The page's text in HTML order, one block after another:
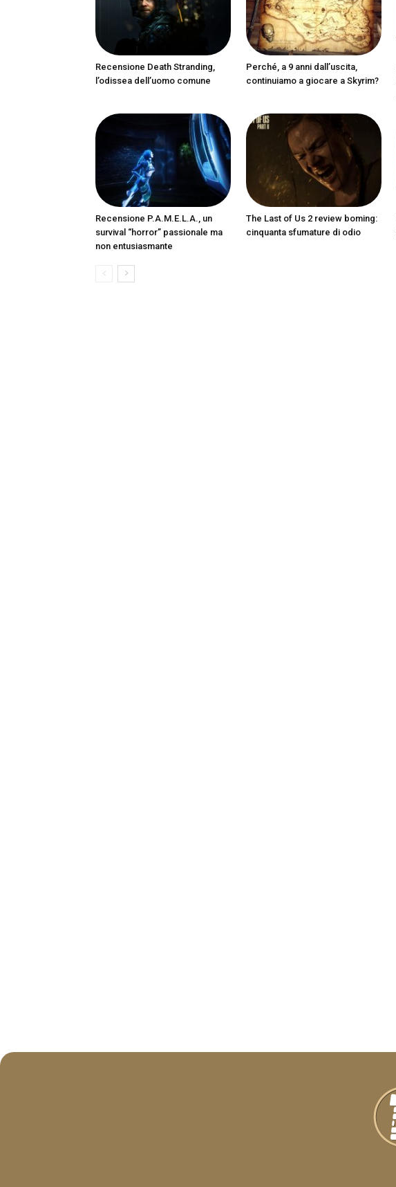
Recensione Death Stranding,
l’odissea dell’uomo comune
Perché, a 9 anni dall’uscita,
continuiamo a giocare a Skyrim?
Recensione P.A.M.E.L.A., un
survival “horror” passionale ma
non entusiasmante
The Last of Us 2 review boming:
cinquanta sfumature di odio